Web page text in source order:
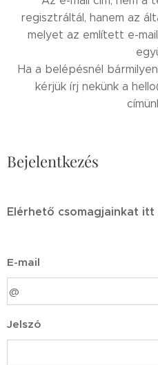
regisztráltál, hanem az
melyet az említett e-
Ha a belépésnél
kérjük írj nekünk a
Bejelentkezés
Elérhető csomagjainkat itt
E-mail
Jelszó